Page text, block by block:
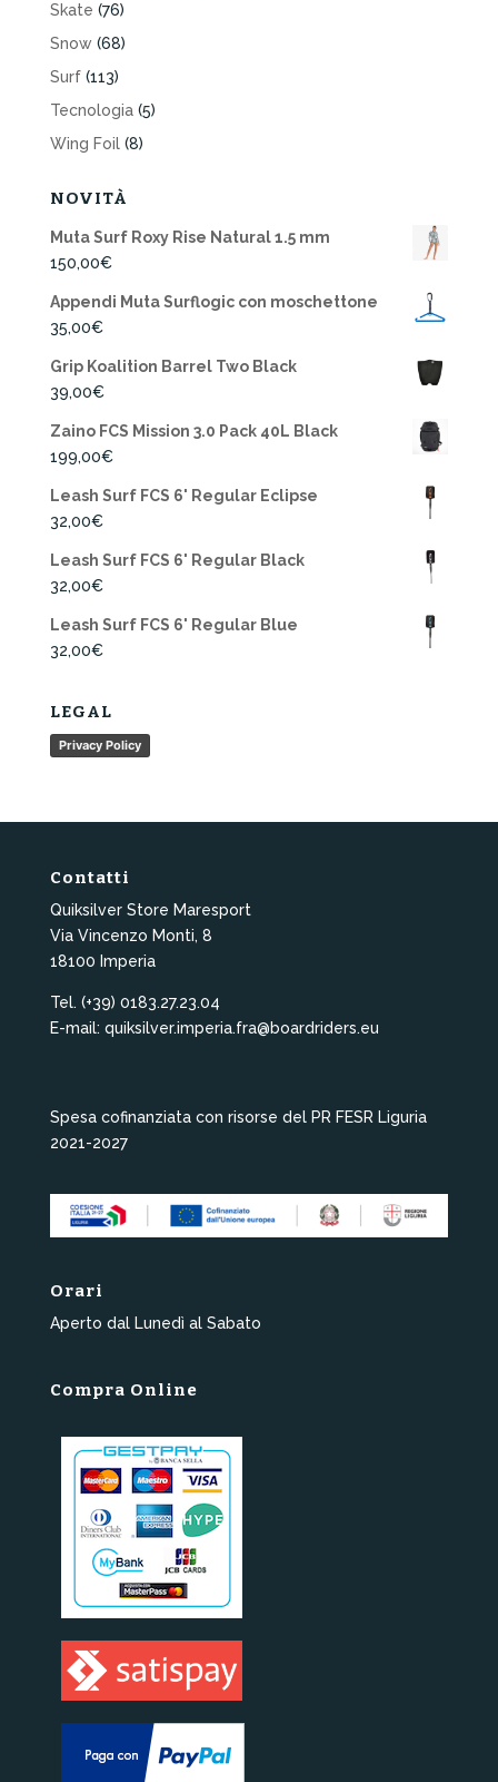
Skate (76)
Snow (68)
Surf (113)
Tecnologia (5)
Wing Foil (8)
NOVITÀ
Muta Surf Roxy Rise Natural 1.5 mm
150,00€
Appendi Muta Surflogic con moschettone
35,00€
Grip Koalition Barrel Two Black
39,00€
Zaino FCS Mission 3.0 Pack 40L Black
199,00€
Leash Surf FCS 6' Regular Eclipse
32,00€
Leash Surf FCS 6' Regular Black
32,00€
Leash Surf FCS 6' Regular Blue
32,00€
LEGAL
Privacy Policy
Contatti
Quiksilver Store Maresport
Via Vincenzo Monti, 8
18100 Imperia
Tel. (+39) 0183.27.23.04
E-mail: quiksilver.imperia.fra@boardriders.eu
Spesa cofinanziata con risorse del PR FESR Liguria
2021-2027
Orari
Aperto dal Lunedì al Sabato
Compra Online